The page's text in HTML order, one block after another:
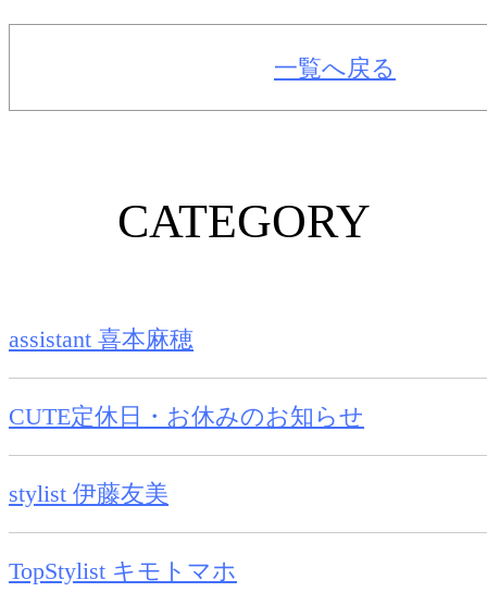
一覧へ戻る
CATEGORY
assistant 喜本麻穂
CUTE定休日・お休みのお知らせ
stylist 伊藤友美
TopStylist キモトマホ